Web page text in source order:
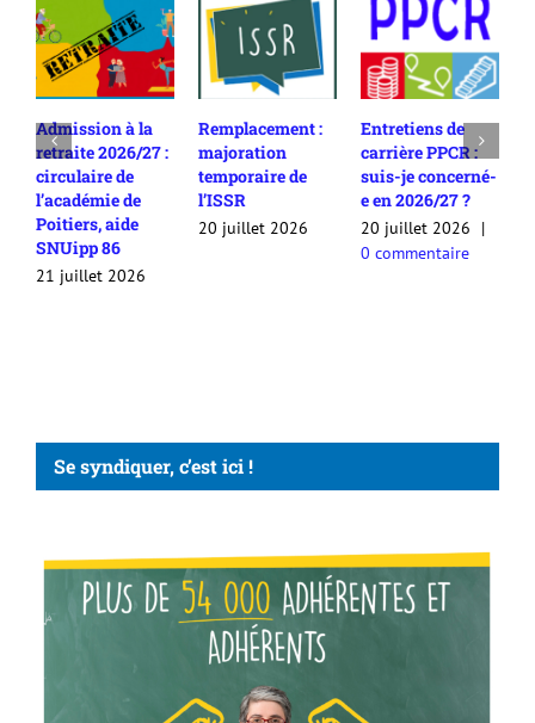
Admission à la
retraite 2026/27 :
circulaire de
l’académie de
Poitiers, aide
SNUipp 86
21 juillet 2026
Remplacement :
majoration
temporaire de
l’ISSR
20 juillet 2026
Entretiens de
carrière PPCR :
suis-je concerné-
e en 2026/27 ?
20 juillet 2026
|
0 commentaire
Se syndiquer, c’est ici !